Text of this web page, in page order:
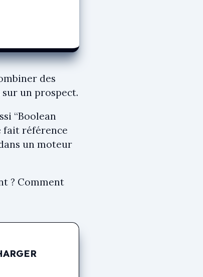
des
un prospect.
“Boolean
fait référence
un moteur
? Comment